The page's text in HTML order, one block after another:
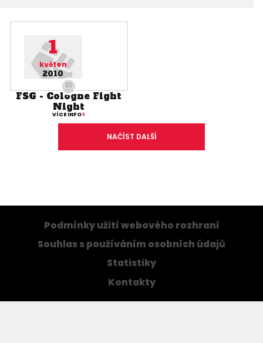
1
květen
2010
FSG - Cologne Fight
Night
VÍCE INFO
NAČÍST DALŠÍ
Podmínky užití webového rozhraní
Souhlas s používáním osobních údajů
Statistiky
Kontakty